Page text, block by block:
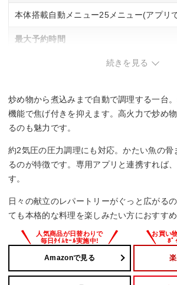
本体搭載自動メニュー25メニュー(アプリ
最大予約時間
○
○
お手入れモード
続きを見る
炒め物から煮込みまで自動で調理する一台
機能で焦げ付きを抑えます。高火力で炒め
るのも魅力です。
約2気圧の圧力調理にも対応。かたい魚の骨
るのが特徴です。専用アプリと連携すれば
す。
日々の献立のレパートリーがぐっと広がる
ても本格的な料理を楽しみたい方におすすめ
Amazonで見る